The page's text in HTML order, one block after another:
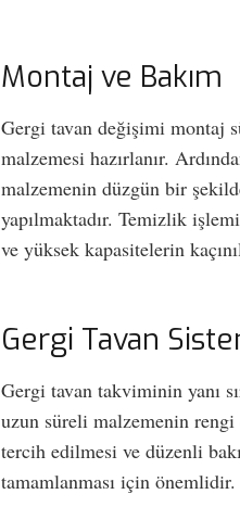
Montaj ve Bakım
Gergi tavan değişimi montaj
malzemesi hazırlanır.
malzemenin düzgün bir
yapılmaktadır. Temizlik
ve yüksek kapasitelerin
Gergi Tavan
Gergi tavan takviminin yanı
uzun süreli malzemenin
tercih edilmesi ve düzenli
tamamlanması için önemlidir.